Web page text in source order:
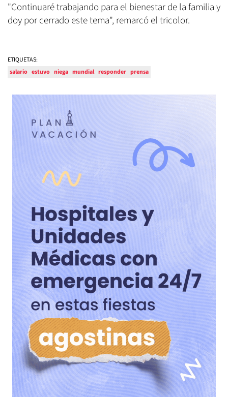
"Continuaré trabajando para el bienestar de la familia y
doy por cerrado este tema", remarcó el tricolor.
ETIQUETAS:
salario estuvo niega mundial responder prensa